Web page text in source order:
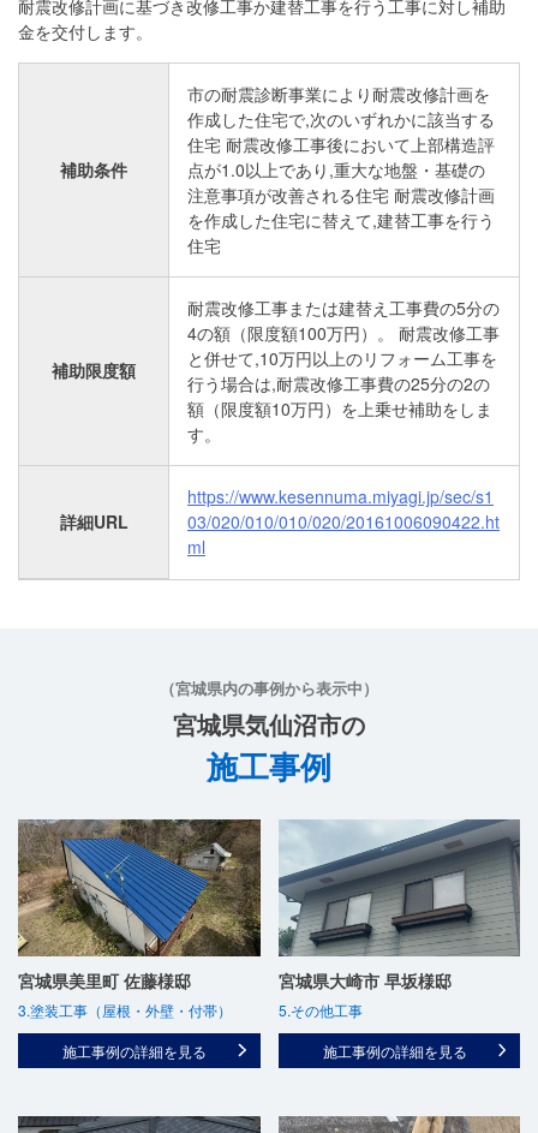
耐震改修計画に基づき改修工事か建替工事を行う工事に対し補助
金を交付します。
補助条件
市の耐震診断事業により耐震改修計画を
作成した住宅で,次のいずれかに該当する
住宅 耐震改修工事後において上部構造評
点が1.0以上であり,重大な地盤・基礎の
注意事項が改善される住宅 耐震改修計画
を作成した住宅に替えて,建替工事を行う
住宅
補助限度額
耐震改修工事または建替え工事費の5分の
4の額（限度額100万円）。 耐震改修工事
と併せて,10万円以上のリフォーム工事を
行う場合は,耐震改修工事費の25分の2の
額（限度額10万円）を上乗せ補助をしま
す。
詳細URL
https://www.kesennuma.miyagi.jp/sec/s1
03/020/010/010/020/20161006090422.ht
ml
（宮城県内の事例から表示中）
宮城県気仙沼市の
施工事例
宮城県美里町 佐藤様邸
3.塗装工事（屋根・外壁・付帯）
施工事例の詳細を見る
宮城県大崎市 早坂様邸
5.その他工事
施工事例の詳細を見る